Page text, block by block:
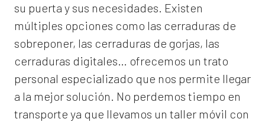
su puerta y sus necesidades. Existen
múltiples opciones como las cerraduras de
sobreponer, las cerraduras de gorjas, las
cerraduras digitales… ofrecemos un trato
personal especializado que nos permite llegar
a la mejor solución. No perdemos tiempo en
transporte ya que llevamos un taller móvil con